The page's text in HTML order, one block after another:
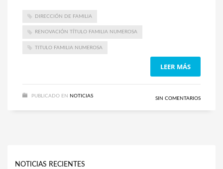
DIRECCIÓN DE FAMILIA
RENOVACIÓN TÍTULO FAMILIA NUMEROSA
TITULO FAMILIA NUMEROSA
LEER MÁS
PUBLICADO EN NOTICIAS SIN COMENTARIOS
NOTICIAS RECIENTES